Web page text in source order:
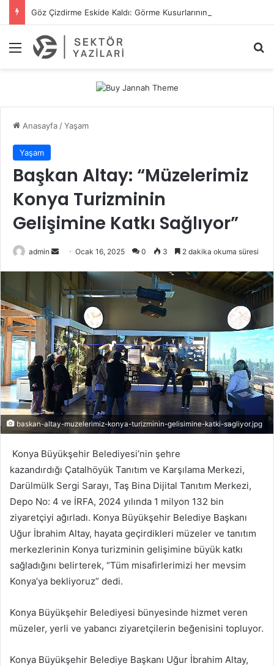
Menü
Anasayfa/Yaşam
Yaşam
Başkan Altay: “Müzelerimiz
Konya Turizminin
Gelişimine Katkı Sağlıyor”
admin
e
-
p
o
s
a
ö
n
e
r
m
e
k
Ocak 16, 2025 0 3 2 dakika okuma süresi
baskan-altay-muzelerimiz-konya-turizminin-gelisimine-katki-sagliyor.jpg
Konya Büyükşehir Belediyesi’nin şehre
kazandırdığı Çatalhöyük Tanıtım ve Karşılama Merkezi,
Darülmülk Sergi Sarayı, Taş Bina Dijital Tanıtım Merkezi,
Depo No: 4 ve İRFA, 2024 yılında 1 milyon 132 bin
ziyaretçiyi ağırladı. Konya Büyükşehir Belediye Başkanı
Uğur İbrahim Altay, hayata geçirdikleri müzeler ve tanıtım
merkezlerinin Konya turizminin gelişimine büyük katkı
sağladığını belirterek, “Tüm misafirlerimizi her mevsim
Konya’ya bekliyoruz” dedi.
Konya Büyükşehir Belediyesi bünyesinde hizmet veren
müzeler, yerli ve yabancı ziyaretçilerin beğenisini topluyor.
Konya Büyükşehir Belediye Başkanı Uğur İbrahim Altay,